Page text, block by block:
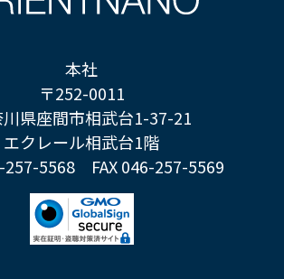
本社
〒252-0011
県座間市相武台1-37-21
エクレール相武台1階
257-5568 FAX 046-257-5569